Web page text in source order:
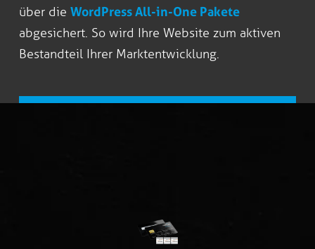
über die WordPress All-in-One Pakete
abgesichert. So wird Ihre Website zum aktiven
Bestandteil Ihrer Marktentwicklung.